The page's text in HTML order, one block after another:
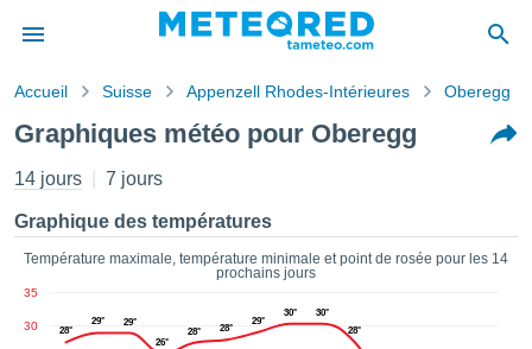
de
a
par
des
Accueil Suisse Appenzell Rhodes-Intérieures Oberegg
Graphiques météo pour Oberegg
14 jours 7 jours
Graphique des températures
Température maximale, température minimale et point de rosée pour les 14
prochains jours
30
35
28°
29°
29°
26°
28° 28°
29°
30°
30°
28°